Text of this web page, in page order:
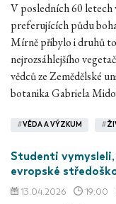
V posledních 60
preferujících půdu
Mírně přibylo i druhů
nejrozsáhlejšího
vědců ze Zemědělské
botanika Gabriela
#VĚDA A VÝZKUM #
Studenti
evropské
13.04.2026 19:00